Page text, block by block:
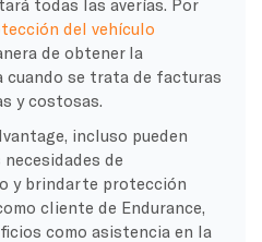
todas las averías. Por
del vehículo
de obtener la
cuando se trata de facturas
y costosas.
incluso pueden
de
y brindarte protección
cliente de Endurance,
como asistencia en la